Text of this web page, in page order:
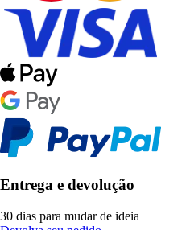
Entrega e devolução
30 dias para mudar de ideia